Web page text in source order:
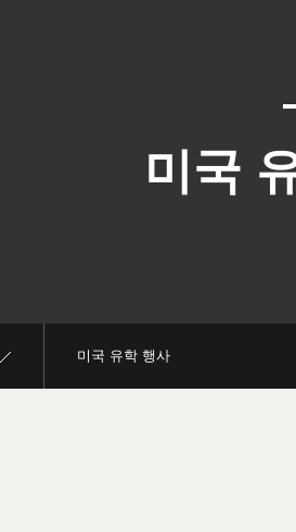
미국
미국 유학 행사